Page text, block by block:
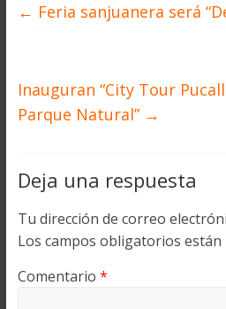
← Feria sanjuanera será
Inauguran “City Tour
Parque Natural” →
Deja una respuesta
Tu dirección de correo
Los campos obligatorios están
Comentario *